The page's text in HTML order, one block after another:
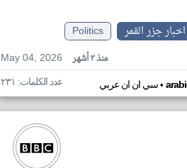
اخبار جزر القمر
Politics
May 04, 2026
منذ ٣ أشهر
سي ان ان عربي• عدد الكلمات: ٢٣١